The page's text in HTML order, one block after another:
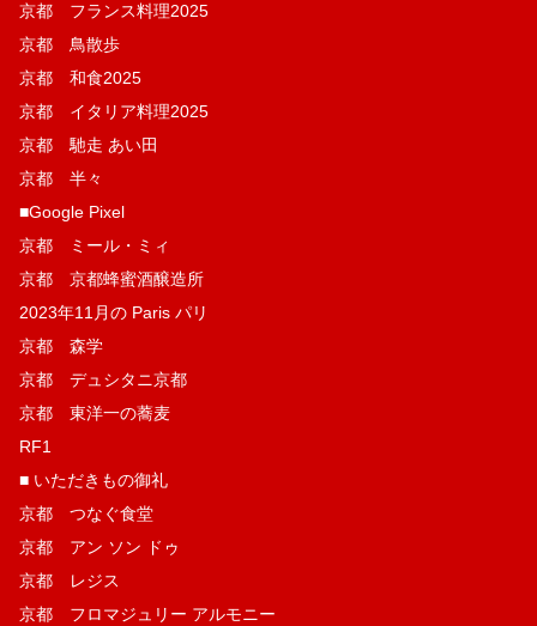
京都 フランス料理2025
京都 鳥散歩
京都 和食2025
京都 イタリア料理2025
京都 馳走 あい田
京都 半々
■Google Pixel
京都 ミール・ミィ
京都 京都蜂蜜酒醸造所
2023年11月の Paris パリ
京都 森学
京都 デュシタニ京都
京都 東洋一の蕎麦
RF1
■ いただきもの御礼
京都 つなぐ食堂
京都 アン ソン ドゥ
京都 レジス
京都 フロマジュリー アルモニー